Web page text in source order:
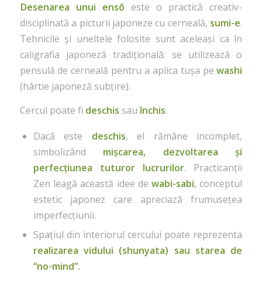
Desenarea unui ensō este o practică creativ-
disciplinată a picturii japoneze cu cerneală, sumi-e.
Tehnicile și uneltele folosite sunt aceleași ca în
caligrafia japoneză tradițională: se utilizează o
pensulă de cerneală pentru a aplica tușa pewashi
(hârtie japoneză subțire).
Cercul poate fi deschis sauînchis.
Dacă este deschis, el rămâne incomplet,
simbolizând mișcarea, dezvoltarea și
perfecțiunea tuturor lucrurilor. Practicanții
Zen leagă această idee dewabi-sabi, conceptul
estetic japonez care apreciază frumusețea
imperfecțiunii.
Spațiul din interiorul cercului poate reprezenta
realizarea vidului (shunyata) sau starea de
“no-mind”.